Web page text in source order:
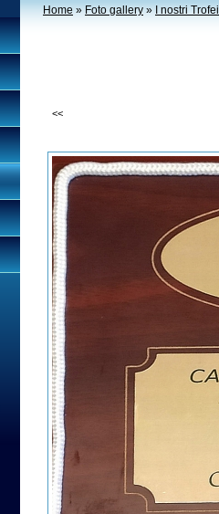
Home»Foto gallery»I nostri Trofei
<<